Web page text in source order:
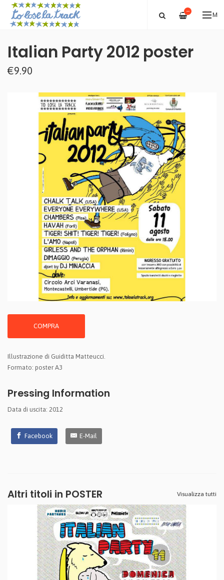
—
Italian Party 2012 poster
€9.90
COMPRA
Illustrazione di Guiditta Matteucci.
Formato: poster A3
Pressing Information
Data di uscita: 2012
Facebook E-Mail
Altri titoli in POSTER Visualizza tutti